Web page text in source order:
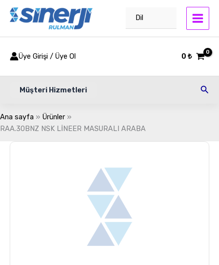
İçeriğe
atla
Dil
Üye Girişi / Üye Ol 0₺
Müşteri Hizmetleri
Ana sayfa
Ürünler
RAA.30BNZ NSK LİNEER MASURALI ARABA